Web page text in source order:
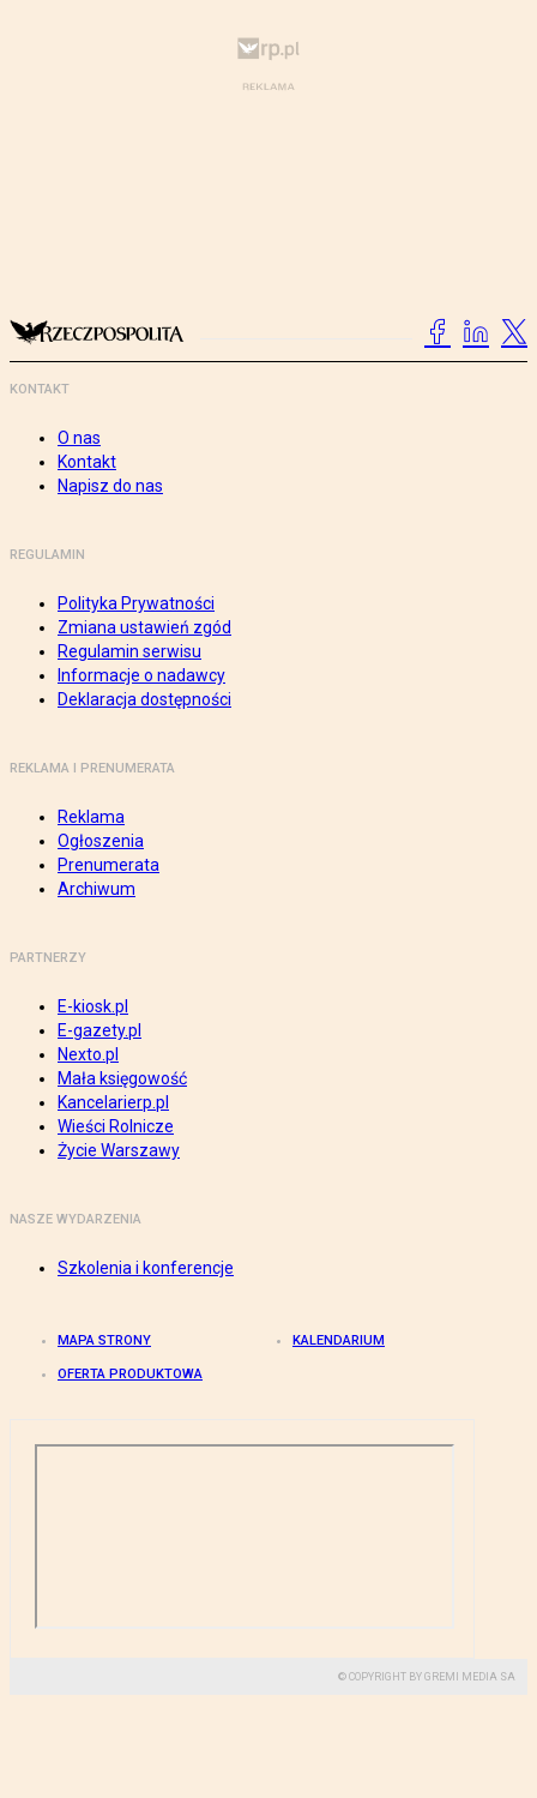
KONTAKT
O nas
Kontakt
Napisz do nas
REGULAMIN
Polityka Prywatności
Zmiana ustawień zgód
Regulamin serwisu
Informacje o nadawcy
Deklaracja dostępności
REKLAMA I PRENUMERATA
Reklama
Ogłoszenia
Prenumerata
Archiwum
PARTNERZY
E-kiosk.pl
E-gazety.pl
Nexto.pl
Mała księgowość
Kancelarierp.pl
Wieści Rolnicze
Życie Warszawy
NASZE WYDARZENIA
Szkolenia i konferencje
MAPA STRONY KALENDARIUM
OFERTA PRODUKTOWA
© COPYRIGHT BY GREMI MEDIA SA